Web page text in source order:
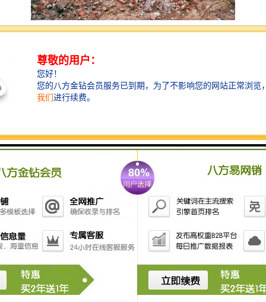
楼、厂房梁柱、民房等建筑拆除、钢筋回收、混凝土粉
碎。粉碎钳的工作效率是破碎锤的二至三倍，可以很好
的完成一系列作业，需要品质粉碎钳的联系公众号智造